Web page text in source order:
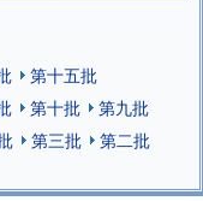
第十五批
第十批
第九批
第三批
第二批